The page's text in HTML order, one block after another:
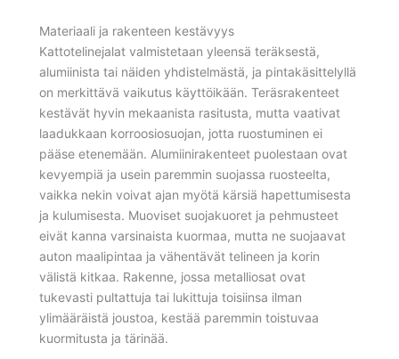
Materiaali ja rakenteen kestävyys
Kattotelinejalat valmistetaan yleensä teräksestä,
alumiinista tai näiden yhdistelmästä, ja pintakäsittelyllä
on merkittävä vaikutus käyttöikään. Teräsrakenteet
kestävät hyvin mekaanista rasitusta, mutta vaativat
laadukkaan korroosiosuojan, jotta ruostuminen ei
pääse etenemään. Alumiinirakenteet puolestaan ovat
kevyempiä ja usein paremmin suojassa ruosteelta,
vaikka nekin voivat ajan myötä kärsiä hapettumisesta
ja kulumisesta. Muoviset suojakuoret ja pehmusteet
eivät kanna varsinaista kuormaa, mutta ne suojaavat
auton maalipintaa ja vähentävät telineen ja korin
välistä kitkaa. Rakenne, jossa metalliosat ovat
tukevasti pultattuja tai lukittuja toisiinsa ilman
ylimääräistä joustoa, kestää paremmin toistuvaa
kuormitusta ja tärinää.